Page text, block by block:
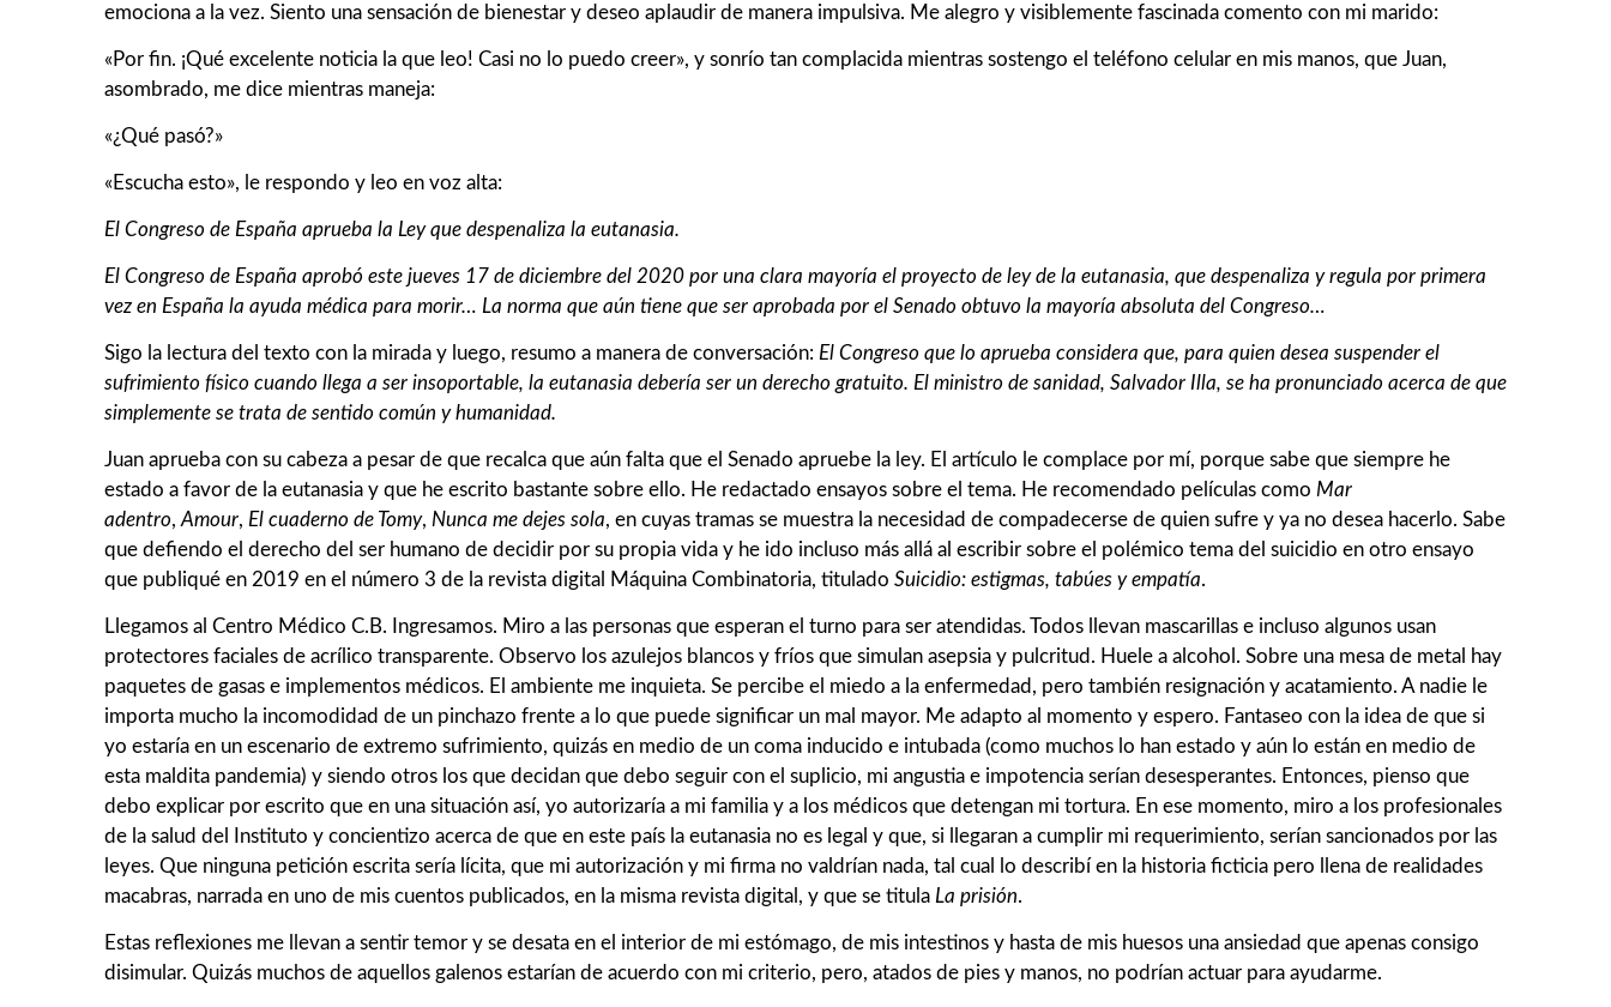
emociona a la vez. Siento una sensación de bienestar y deseo aplaudir de manera impulsiva. Me alegro y visiblemente fascinada comento con mi marido:
«Por fin. ¡Qué excelente noticia la que leo! Casi no lo puedo creer», y sonrío tan complacida mientras sostengo el teléfono celular en mis manos, que Juan,
asombrado, me dice mientras maneja:
«¿Qué pasó?»
«Escucha esto», le respondo y leo en voz alta:
El Congreso de España aprueba la Ley que despenaliza la eutanasia.
El Congreso de España aprobó este jueves 17 de diciembre del 2020 por una clara mayoría el proyecto de ley de la eutanasia, que despenaliza y regula por primera
vez en España la ayuda médica para morir… La norma que aún tiene que ser aprobada por el Senado obtuvo la mayoría absoluta del Congreso…
Sigo la lectura del texto con la mirada y luego, resumo a manera de conversación: El Congreso que lo aprueba considera que, para quien desea suspender el
sufrimiento físico cuando llega a ser insoportable, la eutanasia debería ser un derecho gratuito. El ministro de sanidad, Salvador Illa, se ha pronunciado acerca de que
simplemente se trata de sentido común y humanidad.
Juan aprueba con su cabeza a pesar de que recalca que aún falta que el Senado apruebe la ley. El artículo le complace por mí, porque sabe que siempre he
estado a favor de la eutanasia y que he escrito bastante sobre ello. He redactado ensayos sobre el tema. He recomendado películas como Mar
adentro, Amour, El cuaderno de Tomy, Nunca me dejes sola, en cuyas tramas se muestra la necesidad de compadecerse de quien sufre y ya no desea hacerlo. Sabe
que defiendo el derecho del ser humano de decidir por su propia vida y he ido incluso más allá al escribir sobre el polémico tema del suicidio en otro ensayo
que publiqué en 2019 en el número 3 de la revista digital Máquina Combinatoria, titulado Suicidio: estigmas, tabúes y empatía.
Llegamos al Centro Médico C.B. Ingresamos. Miro a las personas que esperan el turno para ser atendidas. Todos llevan mascarillas e incluso algunos usan
protectores faciales de acrílico transparente. Observo los azulejos blancos y fríos que simulan asepsia y pulcritud. Huele a alcohol. Sobre una mesa de metal hay
paquetes de gasas e implementos médicos. El ambiente me inquieta. Se percibe el miedo a la enfermedad, pero también resignación y acatamiento. A nadie le
importa mucho la incomodidad de un pinchazo frente a lo que puede significar un mal mayor. Me adapto al momento y espero. Fantaseo con la idea de que si
yo estaría en un escenario de extremo sufrimiento, quizás en medio de un coma inducido e intubada (como muchos lo han estado y aún lo están en medio de
esta maldita pandemia) y siendo otros los que decidan que debo seguir con el suplicio, mi angustia e impotencia serían desesperantes. Entonces, pienso que
debo explicar por escrito que en una situación así, yo autorizaría a mi familia y a los médicos que detengan mi tortura. En ese momento, miro a los profesionales
de la salud del Instituto y concientizo acerca de que en este país la eutanasia no es legal y que, si llegaran a cumplir mi requerimiento, serían sancionados por las
leyes. Que ninguna petición escrita sería lícita, que mi autorización y mi firma no valdrían nada, tal cual lo describí en la historia ficticia pero llena de realidades
macabras, narrada en uno de mis cuentos publicados, en la misma revista digital, y que se titula La prisión.
Estas reflexiones me llevan a sentir temor y se desata en el interior de mi estómago, de mis intestinos y hasta de mis huesos una ansiedad que apenas consigo
disimular. Quizás muchos de aquellos galenos estarían de acuerdo con mi criterio, pero, atados de pies y manos, no podrían actuar para ayudarme.